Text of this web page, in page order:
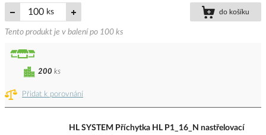
ks do košíku
Tento produkt je v balení po 100 ks
Přidat k porovnání
200 ks
HL SYSTEM Příchytka HL P1_16_N nastřelovací